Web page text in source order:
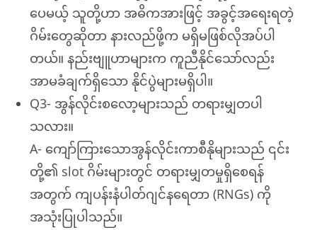
ပေမယ့် သူတို့ဟာ အဓိကအားဖြင့် အခွင့်အရေးရတဲ့
ဂိမ်းတွေဆိုတာ နားလည်ဖို့က မရှိမဖြစ်လိုအပ်ပါ
တယ်။ နည်းဗျူဟာများက ကူညီနိုင်သော်လည်း
အာမခံချက်ရှိသော နိုင်ပွဲများမရှိပါ။
Q3- အွန်လိုင်းစလော့များသည် တရားမျှတပါ
သလား။
A- ကျော်ကြားသောအွန်လိုင်းကာစီနိုများသည် ၎င်း
တို့၏ slot ဂိမ်းများတွင် တရားမျှတမှုရှိစေရန်
အတွက် ကျပန်းနံပါတ်ဂျင်နရေတာ (RNGs) ကို
အသုံးပြုပါသည်။